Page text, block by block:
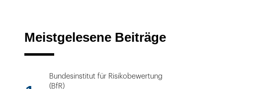
Meistgelesene Beiträge
Bundesinstitut für Risikobewertung
(BfR)